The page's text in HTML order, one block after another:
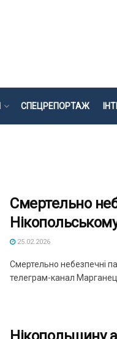
СПЕЦРЕПОРТАЖ
Смертельно
25.02.2026
Смертельно небезпечні
телеграм-канал